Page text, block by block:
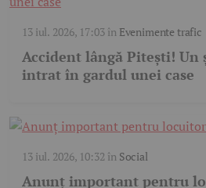
13 iul. 2026, 17:03în Evenimente trafic
Accident lângă Pitești! Un
intrat în gardul unei case
13 iul. 2026, 10:32 în Social
Anunț important pentru